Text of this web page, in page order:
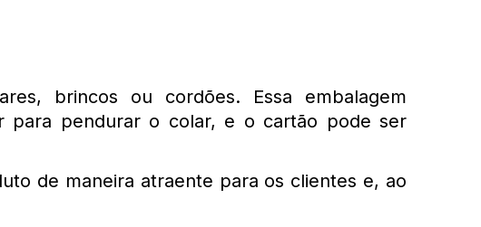
brincos ou cordões. Essa embalagem
para pendurar o colar, e o cartão pode ser
de maneira atraente para os clientes e, ao